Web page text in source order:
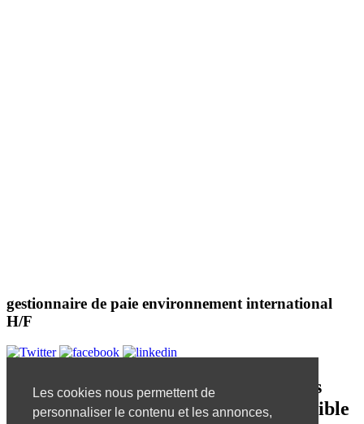
Les cookies nous permettent de
personnaliser le contenu et les annonces,
gestionnaire de paie environnement international
H/F
Désolé, mais l'offre d'emploi que vous
essayez de visualiser n'est plus disponible